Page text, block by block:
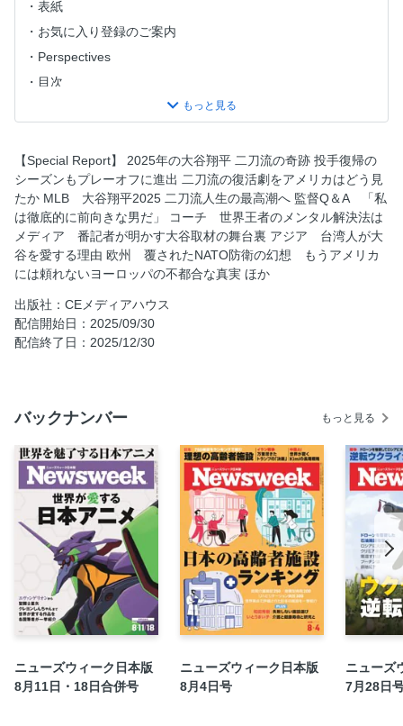
表紙
お気に入り登録のご案内
Perspectives
目次
UKRAINE 大統領が退任する日は近い?
外交 APECで「西太平洋版CSCE」を──河東哲夫
米政治 トランプ「極左」批判の危うい思惑──グレン・カー
ル
視点 「 力こそ正義」の世界に戻る中東──曽我太一
Superpower Satire 風刺画で読み解く「超大国」の現実 カー
クの死が招いた皮肉な結果──ロブ・ロジャース＆パックン
MLB 大谷翔平2025 二刀流人生の最高潮へ
監督Q＆A 「私は徹底的に前向きな男だ」
アジア 台湾人が大谷を愛する理由
欧州 覆されたNATO防衛の幻想 もうアメリカには頼れな
いヨーロッパの不都合な真実
東南アジア フィリピンでデモからの政変再び?
米メディア 笑いの自由の終わりの始まり
中東 ガザの殺戮を「虐殺」認定すべき理由
Economics Explainer 経済ニュース超解説 総裁選に表れた自
民党の限界── 加谷珪一
Help Wanted 人生相談からアメリカが見える ボス同士の反
目でみんな大迷惑
う国益──プチ鹿島
【Special Report】 2025年の大谷翔平 二刀流の奇跡 投手復帰の
シーズンもプレーオフに進出 二刀流の復活劇をアメリカはどう見
たか MLB 大谷翔平2025 二刀流人生の最高潮へ 監督Q＆A 「私
は徹底的に前向きな男だ」 コーチ 世界王者のメンタル解決法は
メディア 番記者が明かす大谷取材の舞台裏 アジア 台湾人が大
谷を愛する理由 欧州 覆されたNATO防衛の幻想 もうアメリカ
には頼れないヨーロッパの不都合な真実 ほか
出版社：CEメディアハウス
配信開始日：2025/09/30
配信終了日：2025/12/30
バックナンバー もっと見る
ニューズウィーク日本版
8月11日・18日合併号
ニューズウィーク日本版
8月4日号
ニューズ
7月28日